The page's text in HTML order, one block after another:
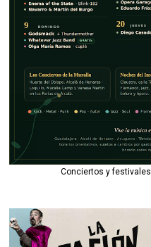
Conciertos y